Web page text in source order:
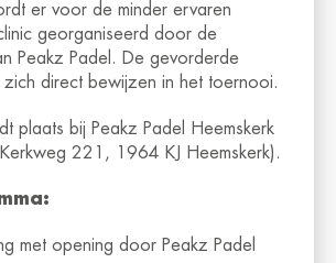
er voor de minder ervaren
georganiseerd door de
Peakz Padel. De gevorderde
zich direct bewijzen in het toernooi.
plaats bij Peakz Padel Heemskerk
221, 1964 KJ Heemskerk).
met opening door Peakz Padel